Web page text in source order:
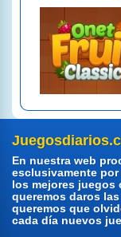
En nuestra web
esclusivamente
los mejores juegos
queremos daros
queremos que
cada día nuevos